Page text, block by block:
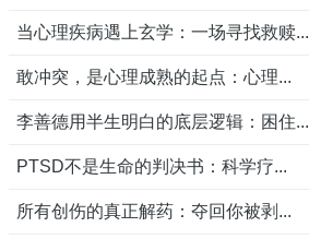
当心理疾病遇上玄学：一场寻找救赎...
敢冲突，是心理成熟的起点：心理...
李善德用半生明白的底层逻辑：困住...
PTSD不是生命的判决书：科学疗...
所有创伤的真正解药：夺回你被剥...